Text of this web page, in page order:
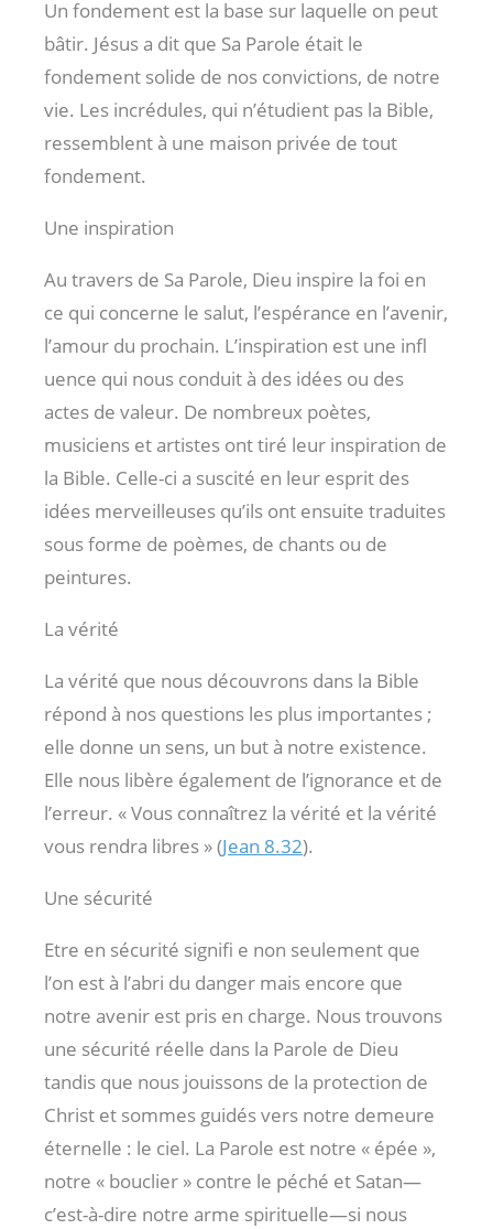
Un fondement est la base sur laquelle on peut
bâtir. Jésus a dit que Sa Parole était le
fondement solide de nos convictions, de notre
vie. Les incrédules, qui n’étudient pas la Bible,
ressemblent à une maison privée de tout
fondement.
Une inspiration
Au travers de Sa Parole, Dieu inspire la foi en
ce qui concerne le salut, l’espérance en l’avenir,
l’amour du prochain. L’inspiration est une infl
uence qui nous conduit à des idées ou des
actes de valeur. De nombreux poètes,
musiciens et artistes ont tiré leur inspiration de
la Bible. Celle-ci a suscité en leur esprit des
idées merveilleuses qu’ils ont ensuite traduites
sous forme de poèmes, de chants ou de
peintures.
La vérité
La vérité que nous découvrons dans la Bible
répond à nos questions les plus importantes ;
elle donne un sens, un but à notre existence.
Elle nous libère également de l’ignorance et de
l’erreur. « Vous connaîtrez la vérité et la vérité
vous rendra libres » (Jean 8.32).
Une sécurité
Etre en sécurité signifi e non seulement que
l’on est à l’abri du danger mais encore que
notre avenir est pris en charge. Nous trouvons
une sécurité réelle dans la Parole de Dieu
tandis que nous jouissons de la protection de
Christ et sommes guidés vers notre demeure
éternelle : le ciel. La Parole est notre « épée »,
notre « bouclier » contre le péché et Satan—
c’est-à-dire notre arme spirituelle—si nous